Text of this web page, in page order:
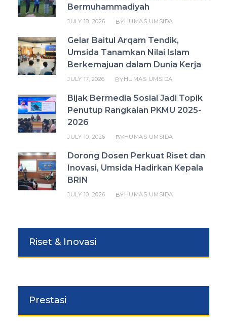
Bermuhammadiyah
JULY 18, 2026 BYHUMAS UMSIDA
Gelar Baitul Arqam Tendik,
Umsida Tanamkan Nilai Islam
Berkemajuan dalam Dunia Kerja
JULY 17, 2026 BYHUMAS UMSIDA
Bijak Bermedia Sosial Jadi Topik
Penutup Rangkaian PKMU 2025-
2026
JULY 10, 2026 BYHUMAS UMSIDA
Dorong Dosen Perkuat Riset dan
Inovasi, Umsida Hadirkan Kepala
BRIN
JULY 10, 2026 BYHUMAS UMSIDA
Riset & Inovasi
Prestasi